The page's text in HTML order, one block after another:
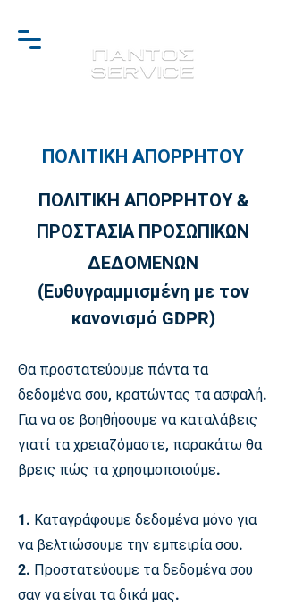
ΠΟΛΙΤΙΚΗ ΑΠΟΡΡΗΤΟΥ
ΠΟΛΙΤΙΚΗ ΑΠΟΡΡΗΤΟΥ &
ΠΡΟΣΤΑΣΙΑ ΠΡΟΣΩΠΙΚΩΝ
ΔΕΔΟΜΕΝΩΝ
(Ευθυγραμμισμένη με τον
κανονισμό GDPR)
Θα προστατεύουμε πάντα τα
δεδομένα σου, κρατώντας τα ασφαλή.
Για να σε βοηθήσουμε να καταλάβεις
γιατί τα χρειαζόμαστε, παρακάτω θα
βρεις πώς τα χρησιμοποιούμε.
1. Καταγράφουμε δεδομένα μόνο για
να βελτιώσουμε την εμπειρία σου.
2. Προστατεύουμε τα δεδομένα σου
σαν να είναι τα δικά μας.